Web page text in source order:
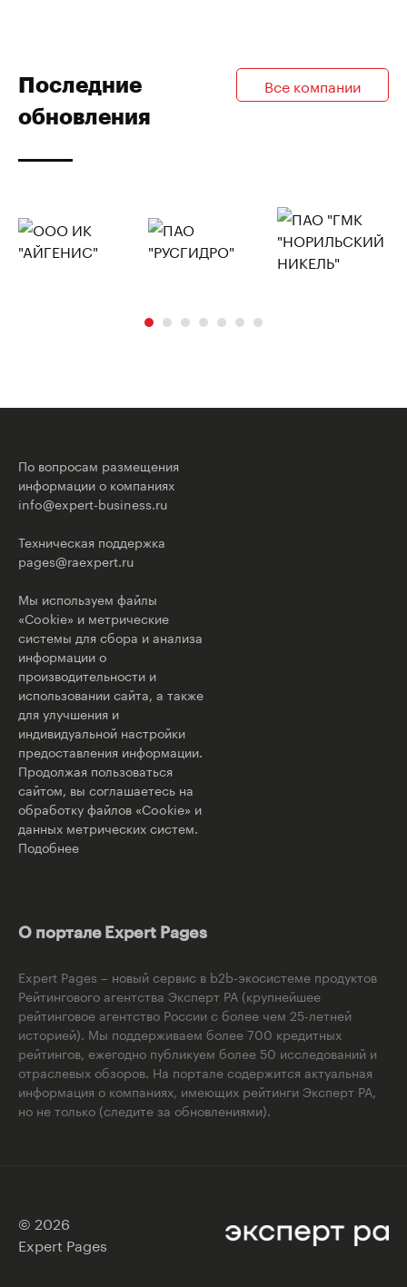
Последние
обновления
Все компании
По вопросам размещения
информации о компаниях
info@expert-business.ru
Техническая поддержка
pages@raexpert.ru
Мы используем файлы
«Cookie» и метрические
системы для сбора и анализа
информации о
производительности и
использовании сайта, а также
для улучшения и
индивидуальной настройки
предоставления информации.
Продолжая пользоваться
сайтом, вы соглашаетесь на
обработку файлов «Cookie» и
данных метрических систем.
Подобнее
О портале Expert Pages
Expert Pages – новый сервис в b2b-экосистеме продуктов
Рейтингового агентства Эксперт РА (крупнейшее
рейтинговое агентство России с более чем 25-летней
историей). Мы поддерживаем более 700 кредитных
рейтингов, ежегодно публикуем более 50 исследований и
отраслевых обзоров. На портале содержится актуальная
информация о компаниях, имеющих рейтинги Эксперт РА,
но не только (следите за обновлениями).
© 2026
Expert Pages